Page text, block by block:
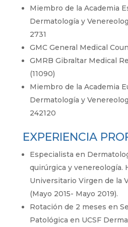
Miembro de la Academia
Dermatología y
2731
GMC General Medical
GMRB Gibraltar Medical
(11090)
Miembro de la Academia
Dermatología y
242120
EXPERIENCIA
Especialista en
quirúrgica y venereología.
Universitario Virgen de la
(Mayo 2015- Mayo 2019).
Rotación de 2 meses en
Patológica en UCSF